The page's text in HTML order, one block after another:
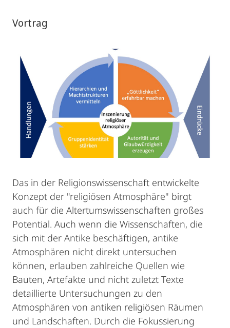
Vortrag
Das in der Religionswissenschaft entwickelte
Konzept der "religiösen Atmosphäre" birgt
auch für die Altertumswissenschaften großes
Potential. Auch wenn die Wissenschaften, die
sich mit der Antike beschäftigen, antike
Atmosphären nicht direkt untersuchen
können, erlauben zahlreiche Quellen wie
Bauten, Artefakte und nicht zuletzt Texte
detaillierte Untersuchungen zu den
Atmosphären von antiken religiösen Räumen
und Landschaften. Durch die Fokussierung